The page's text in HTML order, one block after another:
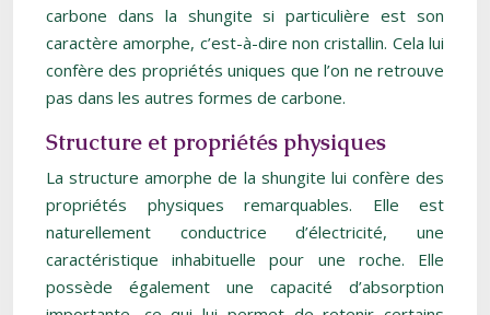
carbone dans la shungite si particulière est son
caractère amorphe, c’est-à-dire non cristallin. Cela lui
confère des propriétés uniques que l’on ne retrouve
pas dans les autres formes de carbone.
Structure et propriétés physiques
La structure amorphe de la shungite lui confère des
propriétés physiques remarquables. Elle est
naturellement conductrice d’électricité, une
caractéristique inhabituelle pour une roche. Elle
possède également une capacité d’absorption